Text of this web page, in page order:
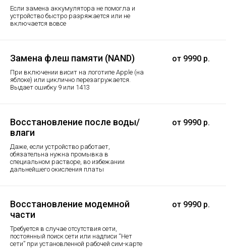
Если замена аккумулятора не помогла и
устройство быстро разряжается или не
включается вовсе
Замена флеш памяти (NAND)
При включении висит на логотипе Apple (на
яблоке) или циклично перезагружается.
Выдает ошибку 9 или 1413
от 9990 р.
Восстановление после воды/
влаги
Даже, если устройство работает,
обязательна нужна промывка в
специальном растворе, во избежании
дальнейшего окисления платы
от 9990 р.
Восстановление модемной
части
Требуется в случае отсутствия сети,
постоянный поиск сети или надписи “Нет
сети” при установленной рабочей сим-карте
от 9990 р.